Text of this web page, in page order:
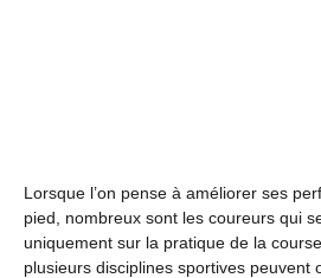
Lorsque l’on pense à améliorer ses
pied, nombreux sont les coureurs qui
uniquement sur la pratique de la
plusieurs disciplines sportives peuvent